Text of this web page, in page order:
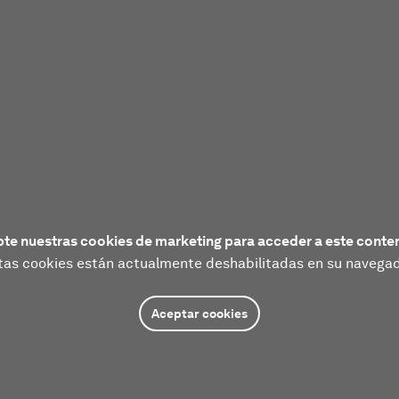
nuestras cookies de marketing para acceder a este
cookies están actualmente deshabilitadas en su
Aceptar cookies